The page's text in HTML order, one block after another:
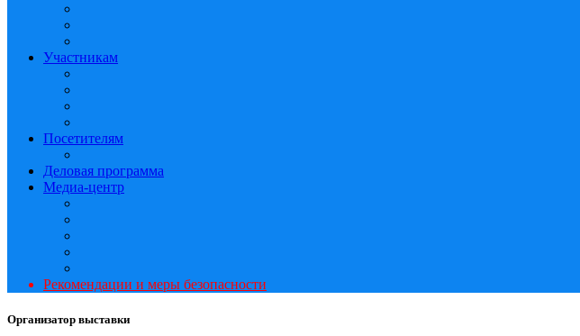
Участникам
Посетителям
Деловая программа
Медиа-центр
Рекомендации и меры безопасности
Организатор выставки